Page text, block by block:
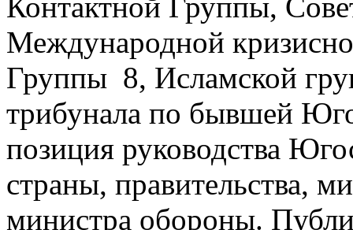
Международной
Группы 8, Исламской
трибунала по бывшей
позиция руководства
страны, правительства,
министра обороны.